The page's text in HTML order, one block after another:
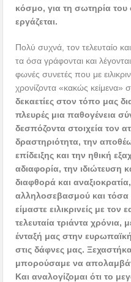
κόσμο, για τη σωτηρία του
εργάζεται.
Πολύ συχνά, τον τελευταίο
τα όσα γράφονται και
φωνές συνετές που με
χρονίζοντα «κακώς κείμενα»
δεκαετίες στον τόπο μας
πλευρές μια παθογένεια
δεσπόζοντα στοιχεία τον
δραστηριότητα, την
επίδειξης και την ηθική
αδιαφορία, την ιδιώτευση
διαφθορά και
αλληλοσεβασμού και τόσα
είμαστε ειλικρινείς με τον
τελευταία τριάντα χρόνια,
ένταξή μας στην
στις δάφνες μας.
μπορούσαμε να
Και αναλογίζομαι ότι το